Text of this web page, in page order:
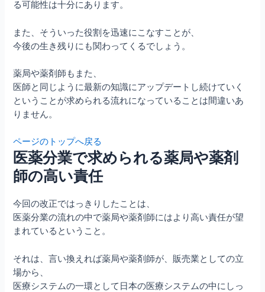
る可能性は十分にあります。
また、そういった役割を迅速にこなすことが、
今後の生き残りにも関わってくるでしょう。
薬局や薬剤師もまた、
医師と同じように最新の知識にアップデートし続けていく
ということが求められる流れになっていることは間違いあ
りません。
ページのトップへ戻る
医薬分業で求められる薬局や薬剤
師の高い責任
今回の改正ではっきりしたことは、
医薬分業の流れの中で薬局や薬剤師にはより高い責任が望
まれているということ。
それは、言い換えれば薬局や薬剤師が、販売業としての立
場から、
医療システムの一環として日本の医療システムの中にしっ